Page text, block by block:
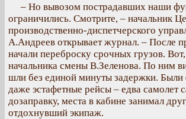
– Но вывозом пострадавших наши
ограничились. Смотрите, – начальник
производственно-диспетчерского
А.Андреев открывает журнал. – После
начали переброску срочных грузов.
начальника смены В.Зеленова. По ним
шли без единой минуты задержки. Были
даже эстафетные рейсы – едва самолет
дозаправку, места в кабине занимал
отдохнувший экипаж.